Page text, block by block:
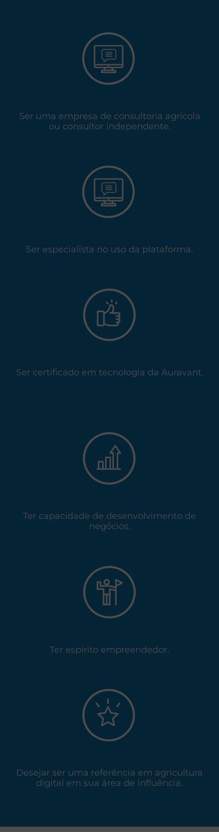
Ser uma empresa de consultoria agrícola
ou consultor independente.
Ser especialista no uso da plataforma.
Ser certificado em tecnologia da Auravant.
Ter capacidade de desenvolvimento de
negócios.
Ter espírito empreendedor.
Desejar ser uma referência em agricultura
digital em sua área de influência.